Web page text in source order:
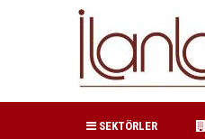
SEKTÖRLER